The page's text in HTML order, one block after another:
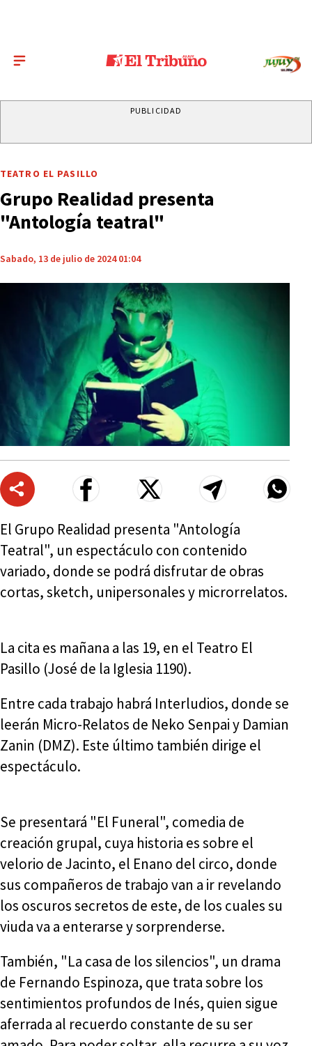
PUBLICIDAD
TEATRO EL PASILLO
Grupo Realidad presenta
"Antología teatral"
Sabado, 13 de julio de 2024 01:04
El Grupo Realidad presenta "Antología
Teatral", un espectáculo con contenido
variado, donde se podrá disfrutar de obras
cortas, sketch, unipersonales y microrrelatos.
La cita es mañana a las 19, en el Teatro El
Pasillo (José de la Iglesia 1190).
Entre cada trabajo habrá Interludios, donde se
leerán Micro-Relatos de Neko Senpai y Damian
Zanin (DMZ). Este último también dirige el
espectáculo.
Se presentará "El Funeral", comedia de
creación grupal, cuya historia es sobre el
velorio de Jacinto, el Enano del circo, donde
sus compañeros de trabajo van a ir revelando
los oscuros secretos de este, de los cuales su
viuda va a enterarse y sorprenderse.
También, "La casa de los silencios", un drama
de Fernando Espinoza, que trata sobre los
sentimientos profundos de Inés, quien sigue
aferrada al recuerdo constante de su ser